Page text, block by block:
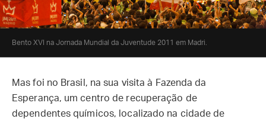
Bento XVI na Jornada Mundial da Juventude 2011 em Madri.
Mas foi no Brasil, na sua visita à Fazenda da
Esperança, um centro de recuperação de
dependentes químicos, localizado na cidade de